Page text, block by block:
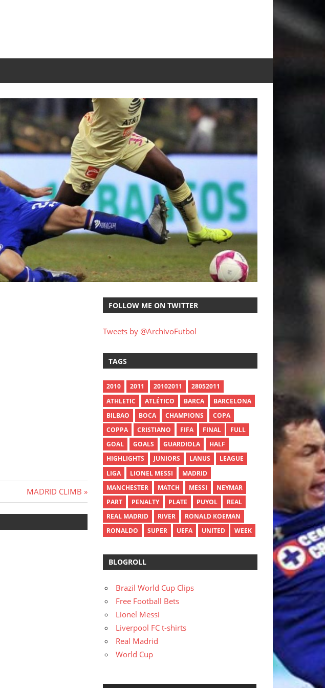
Next
Post:
MADRID CLIMB
FOLLOW ME ON TWITTER
Tweets by @ArchivoFutbol
TAGS
2010 2011 20102011
28052011
ATHLETIC
ATLÉTICO BARCA
BARCELONA
BILBAO
BOCA CHAMPIONS
COPA
COPPA
CRISTIANO FIFA FINAL
FULL
GOAL
GOALS GUARDIOLA
HALF
HIGHLIGHTS
JUNIORS LANUS
LEAGUE
LIGA
LIONEL MESSI
MADRID
MANCHESTER
MATCH MESSI
NEYMAR
PART
PENALTY PLATE PUYOL
REAL
REAL MADRID
RIVER
RONALD KOEMAN
RONALDO
SUPER UEFA UNITED WEEK
BLOGROLL
Brazil World Cup Clips
Free Football Bets
Lionel Messi
Liverpool FC t-shirts
Real Madrid
World Cup